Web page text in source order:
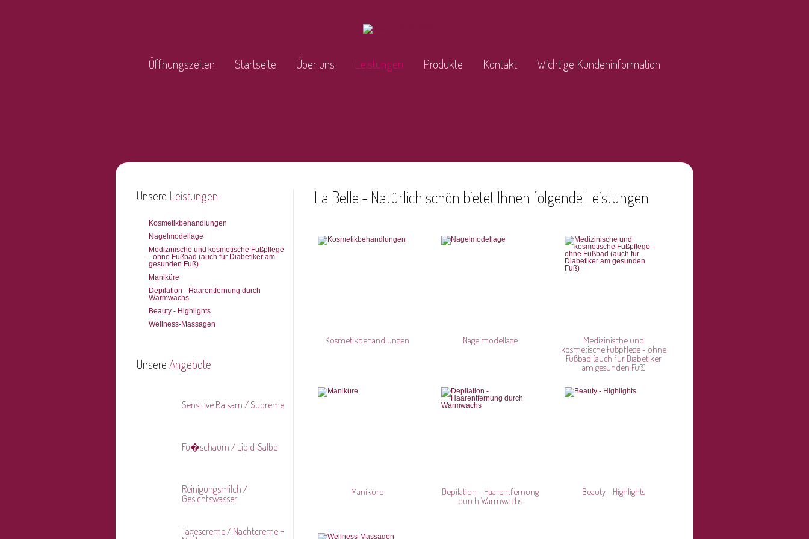
Öffnungszeiten Startseite Über uns Leistungen Produkte Kontakt Wichtige Kundeninformation
La Belle - Natürlich schön bietet Ihnen folgende Leistungen
Kosmetikbehandlungen Nagelmodellage Medizinische und
kosmetische Fußpflege - ohne
Fußbad (auch für Diabetiker
am gesunden Fuß)
Maniküre Depilation - Haarentfernung
durch Warmwachs
Beauty - Highlights
Unsere Leistungen
Kosmetikbehandlungen
Nagelmodellage
Medizinische und kosmetische Fußpflege
- ohne Fußbad (auch für Diabetiker am
gesunden Fuß)
Maniküre
Depilation - Haarentfernung durch
Warmwachs
Beauty - Highlights
Wellness-Massagen
UnsereAngebote
Sensitive Balsam / Supreme
Fu�schaum / Lipid-Salbe
Reinigungsmilch /
Gesichtswasser
Tagescreme / Nachtcreme +